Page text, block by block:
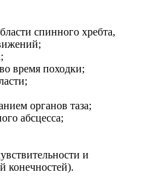
спинного хребта,
время походки;
органов таза;
абсцесса;
и
конечностей).